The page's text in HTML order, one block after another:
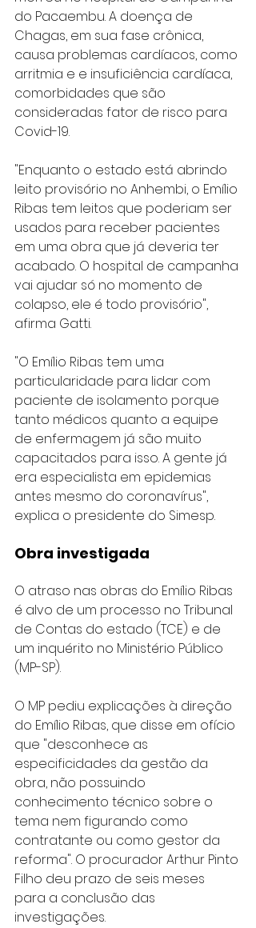
do Pacaembu. A doença de
Chagas, em sua fase crônica,
causa problemas cardíacos, como
arritmia e e insuficiência cardíaca,
comorbidades que são
consideradas fator de risco para
Covid-19.
"Enquanto o estado está abrindo
leito provisório no Anhembi, o Emílio
Ribas tem leitos que poderiam ser
usados para receber pacientes
em uma obra que já deveria ter
acabado. O hospital de campanha
vai ajudar só no momento de
colapso, ele é todo provisório",
afirma Gatti.
"O Emílio Ribas tem uma
particularidade para lidar com
paciente de isolamento porque
tanto médicos quanto a equipe
de enfermagem já são muito
capacitados para isso. A gente já
era especialista em epidemias
antes mesmo do coronavírus",
explica o presidente do Simesp.
Obra investigada
O atraso nas obras do Emílio Ribas
é alvo de um processo no Tribunal
de Contas do estado (TCE) e de
um inquérito no Ministério Público
(MP-SP).
O MP pediu explicações à direção
do Emílio Ribas, que disse em ofício
que "desconhece as
especificidades da gestão da
obra, não possuindo
conhecimento técnico sobre o
tema nem figurando como
contratante ou como gestor da
reforma". O procurador Arthur Pinto
Filho deu prazo de seis meses
para a conclusão das
investigações.